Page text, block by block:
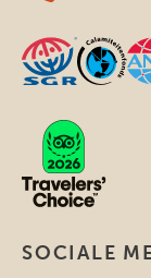
SOCIALE